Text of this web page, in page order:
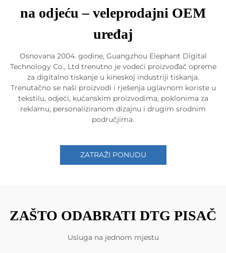
na odjeću – veleprodajni OEM
uređaj
Osnovana 2004. godine, Guangzhou Elephant Digital
Technology Co., Ltd trenutno je vodeći proizvođač opreme
za digitalno tiskanje u kineskoj industriji tiskanja.
Trenutačno se naši proizvodi i rješenja uglavnom koriste u
tekstilu, odjeći, kućanskim proizvodima, poklonima za
reklamu, personaliziranom dizajnu i drugim srodnim
područjima.
ZATRAŽI PONUDU
ZAŠTO ODABRATI DTG PISAČ
Usluga na jednom mjestu